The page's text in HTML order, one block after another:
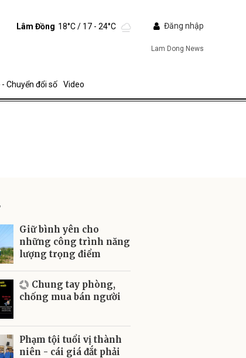
Lâm Đồng 18°C/ 17 - 24°C Đăng nhập
Lam Dong News
Chuyển đổi số Video
Giữ bình yên cho
những công trình năng
lượng trọng điểm
Chung tay phòng,
chống mua bán người
Phạm tội tuổi vị thành
niên - cái giá đắt phải